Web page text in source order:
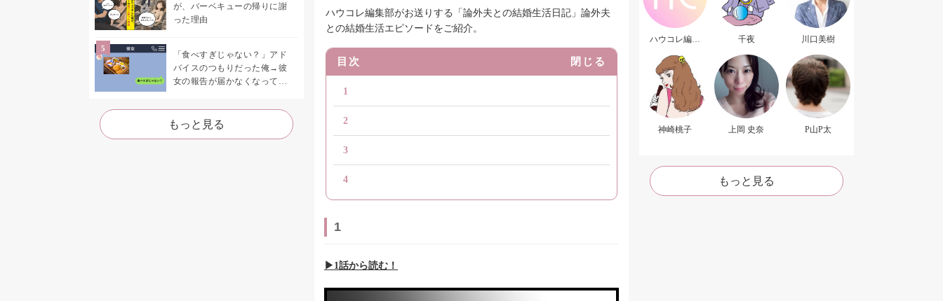
が、バーベキューの帰りに謝
った理由
「食べすぎじゃない？」アド
バイスのつもりだった俺→彼
女の報告が届かなくなって、
た
もっと見る
ハウコレ編集部がお送りする「論外夫との結婚生活日記」論外夫
との結婚生活エピソードをご紹介。
目次 閉じる
1
2
3
4
1
▶︎1話から読む！
ハウコレ編集
千夜 川口美樹
神崎桃子 上岡 史奈 P山P太
もっと見る